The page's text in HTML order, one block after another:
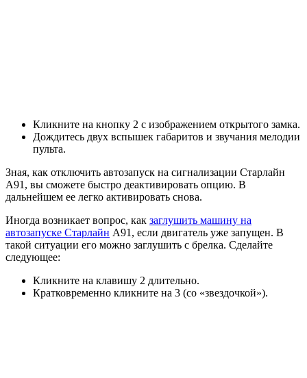
Кликните на кнопку 2 с изображением открытого замка.
Дождитесь двух вспышек габаритов и звучания мелодии
пульта.
Зная, как отключить автозапуск на сигнализации Старлайн
А91, вы сможете быстро деактивировать опцию. В
дальнейшем ее легко активировать снова.
Иногда возникает вопрос, как заглушить машину на
автозапуске Старлайн А91, если двигатель уже запущен. В
такой ситуации его можно заглушить с брелка. Сделайте
следующее:
Кликните на клавишу 2 длительно.
Кратковременно кликните на 3 (со «звездочкой»).